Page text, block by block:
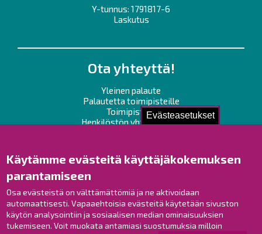
Evästeasetukset
Käytämme evästeitä käyttäjäkokemuksen
parantamiseen
Osa evästeistä on välttämättömiä ja ne aktivoidaan
automaattisesti. Vapaaehtoisia evästeitä käytetään sivuston
käytön analysointiin ja sosiaalisen median ominaisuuksien
tukemiseen. Voit muokata antamiasi suostumuksia milloin
Y-tunnus: 1791817-6
Laskutus
Ota yhteyttä!
Yleinen palaute
Palautetta toimipisteille
Toimipisteet
Henkilöstön yhteystiedot
Raahe Facebookissa
Raahe Instagramissa
Raahe LinkedInissä
Raahe YouTubessa